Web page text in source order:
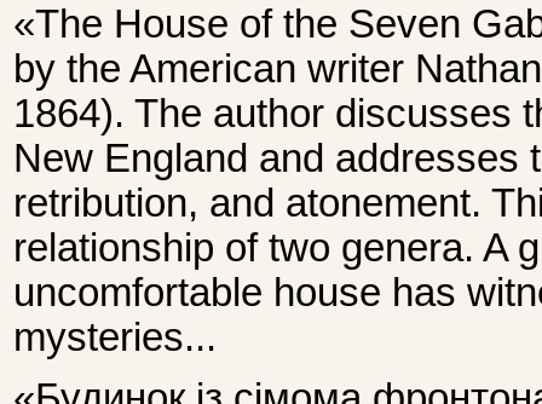
«The House of the Seven
by the American writer
1864). The author discusses
New England and addresses
retribution, and atonement.
relationship of two genera. A
uncomfortable house has
mysteries...